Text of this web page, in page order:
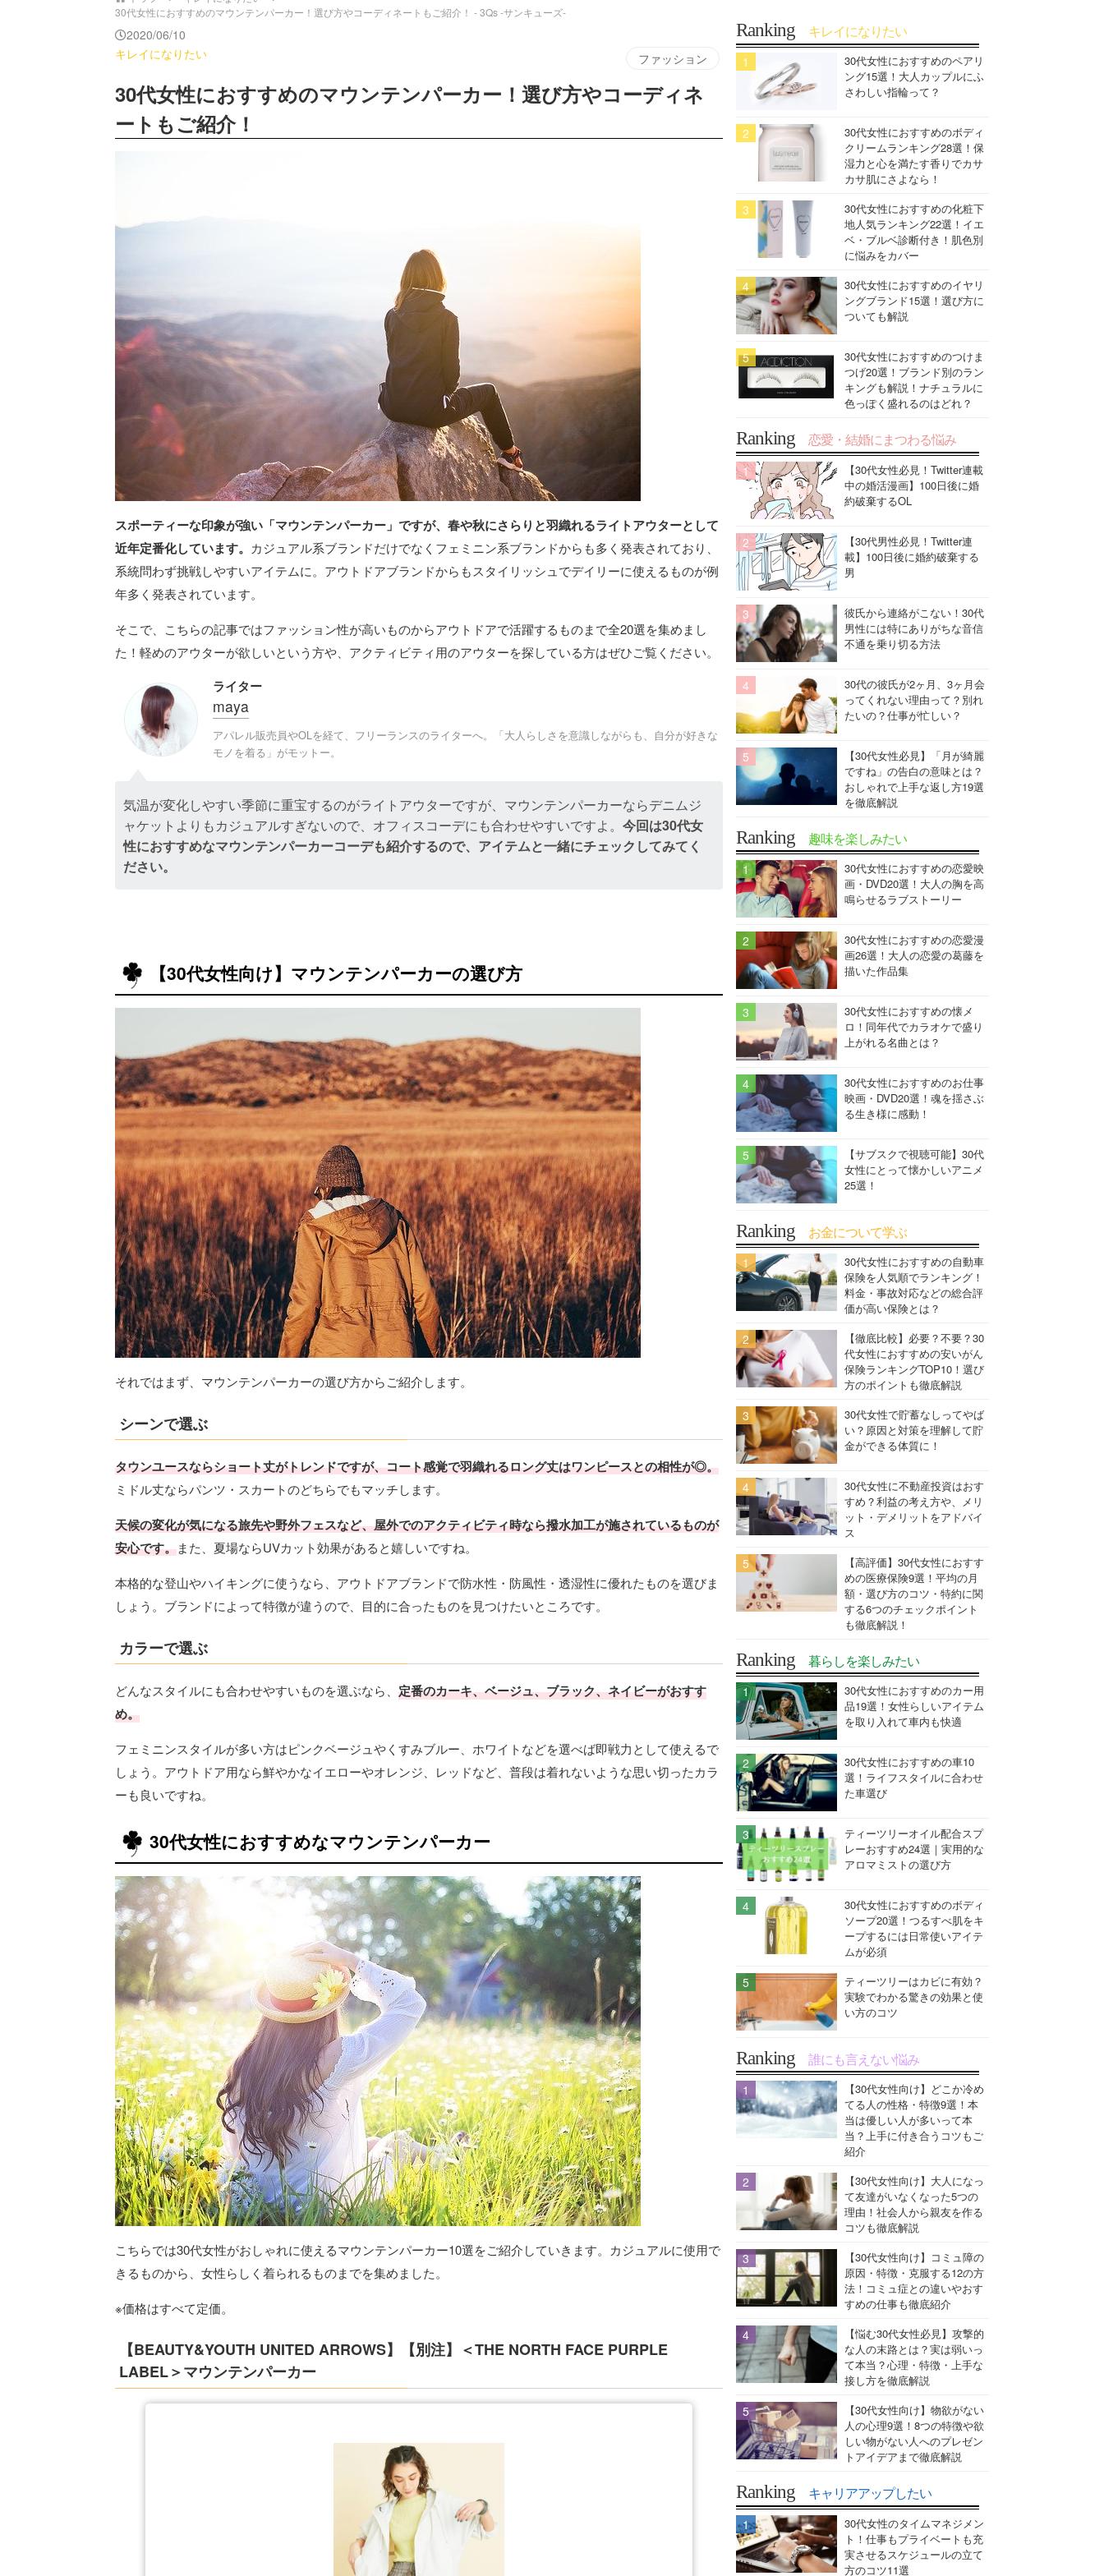
30代女性におすすめのマウンテンパーカー！選び方やコーディネートもご紹介！ - 3Qs -サンキューズ-
2020/06/10
キレイになりたい ファッション
30代女性におすすめのマウンテンパーカー！選び方やコーディネ
ートもご紹介！
スポーティーな印象が強い「マウンテンパーカー」ですが、春や秋にさらりと羽織れるライトアウターとして
近年定番化しています。 カジュアル系ブランドだけでなくフェミニン系ブランドからも多く発表されており、
系統問わず挑戦しやすいアイテムに。アウトドアブランドからもスタイリッシュでデイリーに使えるものが例
年多く発表されています。
そこで、こちらの記事ではファッション性が高いものからアウトドアで活躍するものまで全20選を集めまし
た！軽めのアウターが欲しいという方や、アクティビティ用のアウターを探している方はぜひご覧ください。
ライター
maya
アパレル販売員やOLを経て、フリーランスのライターへ。「大人らしさを意識しながらも、自分が好きな
モノを着る」がモットー。
気温が変化しやすい季節に重宝するのがライトアウターですが、マウンテンパーカーならデニムジ
ャケットよりもカジュアルすぎないので、オフィスコーデにも合わせやすいですよ。今回は30代女
性におすすめなマウンテンパーカーコーデも紹介するので、アイテムと一緒にチェックしてみてく
ださい。
【30代女性向け】マウンテンパーカーの選び方
それではまず、マウンテンパーカーの選び方からご紹介します。
シーンで選ぶ
タウンユースならショート丈がトレンドですが、コート感覚で羽織れるロング丈はワンピースとの相性が◎。
ミドル丈ならパンツ・スカートのどちらでもマッチします。
天候の変化が気になる旅先や野外フェスなど、屋外でのアクティビティ時なら撥水加工が施されているものが
安心です。また、夏場ならUVカット効果があると嬉しいですね。
本格的な登山やハイキングに使うなら、アウトドアブランドで防水性・防風性・透湿性に優れたものを選びま
しょう。ブランドによって特徴が違うので、目的に合ったものを見つけたいところです。
カラーで選ぶ
どんなスタイルにも合わせやすいものを選ぶなら、 定番のカーキ、ベージュ、ブラック、ネイビーがおすす
め。
フェミニンスタイルが多い方はピンクベージュやくすみブルー、ホワイトなどを選べば即戦力として使えるで
しょう。アウトドア用なら鮮やかなイエローやオレンジ、レッドなど、普段は着れないような思い切ったカラ
ーも良いですね。
30代女性におすすめなマウンテンパーカー
こちらでは30代女性がおしゃれに使えるマウンテンパーカー10選をご紹介していきます。カジュアルに使用で
きるものから、女性らしく着られるものまでを集めました。
※価格はすべて定価。
【BEAUTY&YOUTH UNITED ARROWS】【別注】＜THE NORTH FACE PURPLE
LABEL＞マウンテンパーカー
Ranking キレイになりたい
30代女性におすすめのペアリ
ング15選！大人カップルにふ
さわしい指輪って？
30代女性におすすめのボディ
クリームランキング28選！保
湿力と心を満たす香りでカサ
カサ肌にさよなら！
30代女性におすすめの化粧下
地人気ランキング22選！イエ
ベ・ブルベ診断付き！肌色別
に悩みをカバー
30代女性におすすめのイヤリ
ングブランド15選！選び方に
ついても解説
30代女性におすすめのつけま
つげ20選！ブランド別のラン
キングも解説！ナチュラルに
色っぽく盛れるのはどれ？
Ranking 恋愛・結婚にまつわる悩み
【30代女性必見！Twitter連載
中の婚活漫画】100日後に婚
約破棄するOL
【30代男性必見！Twitter連
載】100日後に婚約破棄する
男
彼氏から連絡がこない！30代
男性には特にありがちな音信
不通を乗り切る方法
30代の彼氏が2ヶ月、3ヶ月会
ってくれない理由って？別れ
たいの？仕事が忙しい？
【30代女性必見】「月が綺麗
ですね」の告白の意味とは？
おしゃれで上手な返し方19選
を徹底解説
Ranking 趣味を楽しみたい
30代女性におすすめの恋愛映
画・DVD20選！大人の胸を高
鳴らせるラブストーリー
30代女性におすすめの恋愛漫
画26選！大人の恋愛の葛藤を
描いた作品集
30代女性におすすめの懐メ
ロ！同年代でカラオケで盛り
上がれる名曲とは？
30代女性におすすめのお仕事
映画・DVD20選！魂を揺さぶ
る生き様に感動！
【サブスクで視聴可能】30代
女性にとって懐かしいアニメ
25選！
Ranking お金について学ぶ
30代女性におすすめの自動車
保険を人気順でランキング！
料金・事故対応などの総合評
価が高い保険とは？
【徹底比較】必要？不要？30
代女性におすすめの安いがん
保険ランキングTOP10！選び
方のポイントも徹底解説
30代女性で貯蓄なしってやば
い？原因と対策を理解して貯
金ができる体質に！
30代女性に不動産投資はおす
すめ？利益の考え方や、メリ
ット・デメリットをアドバイ
ス
【高評価】30代女性におすす
めの医療保険9選！平均の月
額・選び方のコツ・特約に関
する6つのチェックポイント
も徹底解説！
Ranking 暮らしを楽しみたい
30代女性におすすめのカー用
品19選！女性らしいアイテム
を取り入れて車内も快適
30代女性におすすめの車10
選！ライフスタイルに合わせ
た車選び
ティーツリーオイル配合スプ
レーおすすめ24選｜実用的な
アロマミストの選び方
30代女性におすすめのボディ
ソープ20選！つるすべ肌をキ
ープするには日常使いアイテ
ムが必須
ティーツリーはカビに有効？
実験でわかる驚きの効果と使
い方のコツ
Ranking 誰にも言えない悩み
【30代女性向け】どこか冷め
てる人の性格・特徴9選！本
当は優しい人が多いって本
当？上手に付き合うコツもご
紹介
【30代女性向け】大人になっ
て友達がいなくなった5つの
理由！社会人から親友を作る
コツも徹底解説
【30代女性向け】コミュ障の
原因・特徴・克服する12の方
法！コミュ症との違いやおす
すめの仕事も徹底紹介
【悩む30代女性必見】攻撃的
な人の末路とは？実は弱いっ
て本当？心理・特徴・上手な
接し方を徹底解説
【30代女性向け】物欲がない
人の心理9選！8つの特徴や欲
しい物がない人へのプレゼン
トアイデアまで徹底解説
Ranking キャリアアップしたい
30代女性のタイムマネジメン
ト！仕事もプライベートも充
実させるスケジュールの立て
方のコツ11選